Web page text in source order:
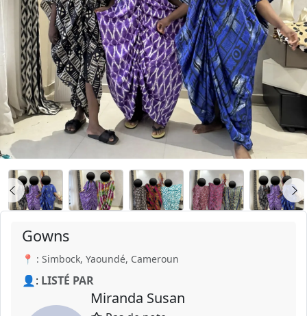
Gowns
📍 : Simbock, Yaoundé, Cameroun
👤: LISTÉ PAR
Miranda Susan